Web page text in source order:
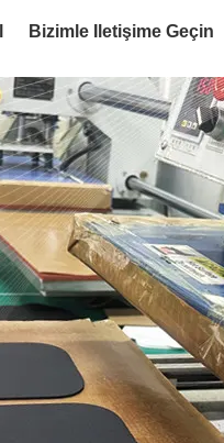
Bizimle Iletişime Geçin